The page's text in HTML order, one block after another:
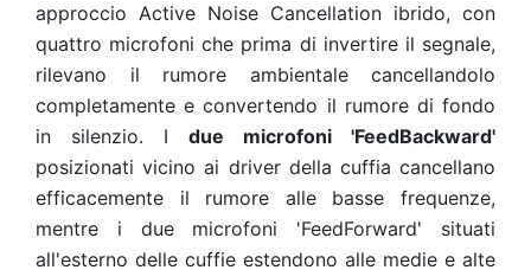
approccio Active Noise Cancellation ibrido, con
quattro microfoni che prima di invertire il segnale,
rilevano il rumore ambientale cancellandolo
completamente e convertendo il rumore di fondo
in silenzio. I due microfoni 'FeedBackward'
posizionati vicino ai driver della cuffia cancellano
efficacemente il rumore alle basse frequenze,
mentre i due microfoni 'FeedForward' situati
all'esterno delle cuffie estendono alle medie e alte